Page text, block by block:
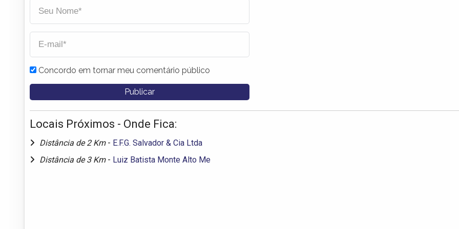
Concordo em tornar meu comentário público
Locais Próximos - Onde Fica:
Distância de 2 Km - E.F.G. Salvador & Cia Ltda
Distância de 3 Km - Luiz Batista Monte Alto Me